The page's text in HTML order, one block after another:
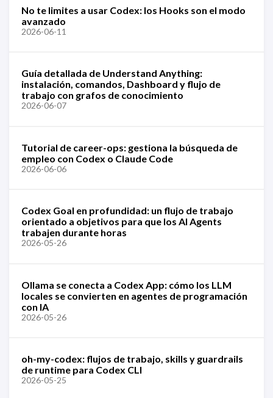
No te limites a usar Codex: los Hooks son el modo
avanzado
2026-06-11
Guía detallada de Understand Anything:
instalación, comandos, Dashboard y flujo de
trabajo con grafos de conocimiento
2026-06-07
Tutorial de career-ops: gestiona la búsqueda de
empleo con Codex o Claude Code
2026-06-06
Codex Goal en profundidad: un flujo de trabajo
orientado a objetivos para que los AI Agents
trabajen durante horas
2026-05-26
Ollama se conecta a Codex App: cómo los LLM
locales se convierten en agentes de programación
con IA
2026-05-26
oh-my-codex: flujos de trabajo, skills y guardrails
de runtime para Codex CLI
2026-05-25